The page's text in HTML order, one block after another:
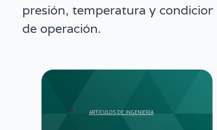
presión, temperatura y
de operación.
ARTÍCULOS DE INGENIERÍA